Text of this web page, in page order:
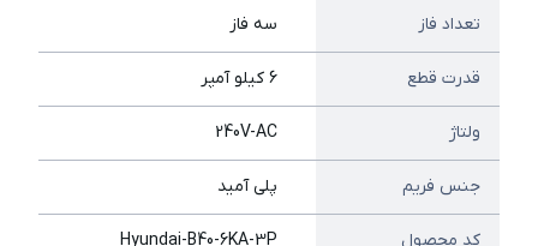
تعداد فاز سه فاز
قدرت قطع 6 کیلو آمپر
ولتاژ 240V-AC
جنس فریم پلی آمید
کد محصول Hyundai-B40-6KA-3P